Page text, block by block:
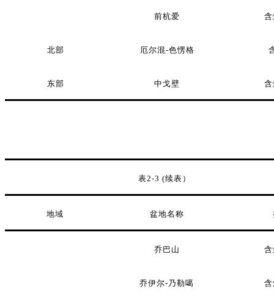
前杭爱
北部 厄尔混-色愣格
东部 中戈壁
表2-3 (续表）
地域 盆地名称
乔巴山
乔伊尔- 乃勒噶